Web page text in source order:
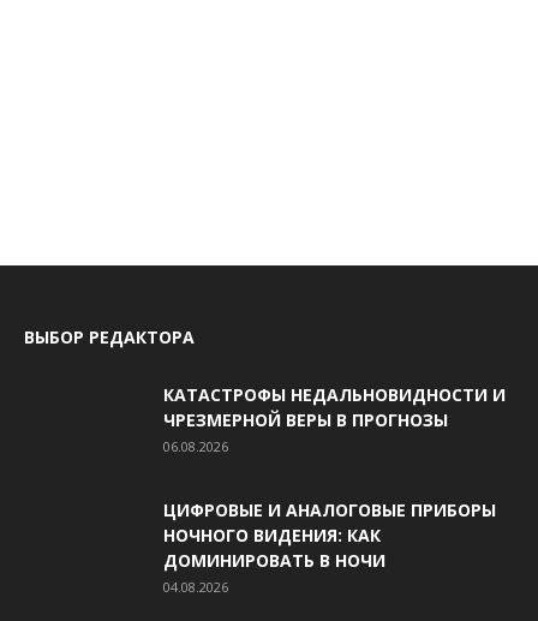
ВЫБОР РЕДАКТОРА
КАТАСТРОФЫ НЕДАЛЬНОВИДНОСТИ И
ЧРЕЗМЕРНОЙ ВЕРЫ В ПРОГНОЗЫ
06.08.2026
ЦИФРОВЫЕ И АНАЛОГОВЫЕ ПРИБОРЫ
НОЧНОГО ВИДЕНИЯ: КАК
ДОМИНИРОВАТЬ В НОЧИ
04.08.2026